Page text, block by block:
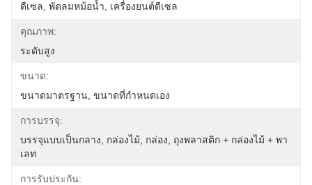
ดีเซล, พัดลมหม้อน้ำ, เครื่องยนต์ดีเซล
คุณภาพ:
ระดับสูง
ขนาด:
ขนาดมาตรฐาน, ขนาดที่กำหนดเอง
การบรรจุ:
บรรจุแบบเป็นกลาง, กล่องไม้, กล่อง, ถุงพลาสติก + กล่องไม้ + พา
เลท
การรับประกัน: